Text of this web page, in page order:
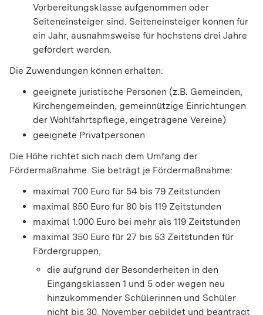
Vorbereitungsklasse aufgenommen oder
Seiteneinsteiger sind. Seiteneinsteiger können für
ein Jahr, ausnahmsweise für höchstens drei Jahre
gefördert werden.
Die Zuwendungen können erhalten:
geeignete juristische Personen (z.B. Gemeinden,
Kirchengemeinden, gemeinnützige Einrichtungen
der Wohlfahrtspflege, eingetragene Vereine)
geeignete Privatpersonen
Die Höhe richtet sich nach dem Umfang der
Fördermaßnahme. Sie beträgt je Fördermaßnahme:
maximal 700 Euro für 54 bis 79 Zeitstunden
maximal 850 Euro für 80 bis 119 Zeitstunden
maximal 1.000 Euro bei mehr als 119 Zeitstunden
maximal 350 Euro für 27 bis 53 Zeitstunden für
Fördergruppen,
die aufgrund der Besonderheiten in den
Eingangsklassen 1 und 5 oder wegen neu
hinzukommender Schülerinnen und Schüler
nicht bis 30. November gebildet und beantragt